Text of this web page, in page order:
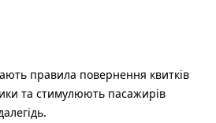
правила повернення квитків
та стимулюють пасажирів